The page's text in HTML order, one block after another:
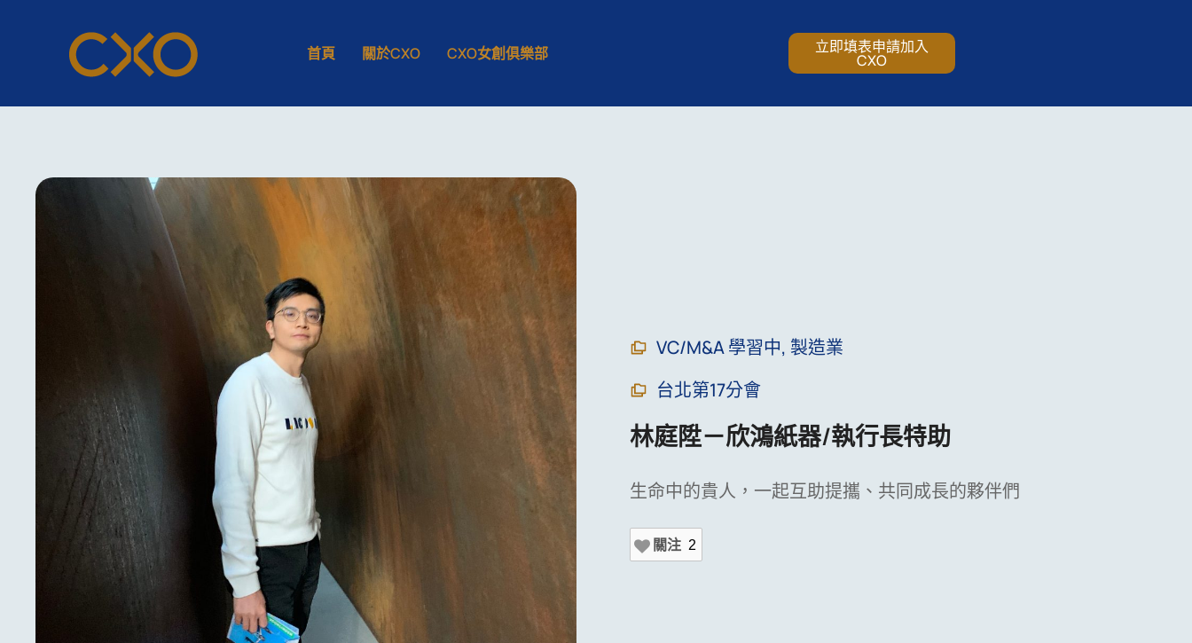
首頁 關於CXO CXO女創俱樂部 立即填表申請加入
CXO
VC/M&A 學習中, 製造業
台北第17分會
林庭陞－欣鴻紙器/執行長特助
生命中的貴人，一起互助提攜、共同成長的夥伴們
關注 2